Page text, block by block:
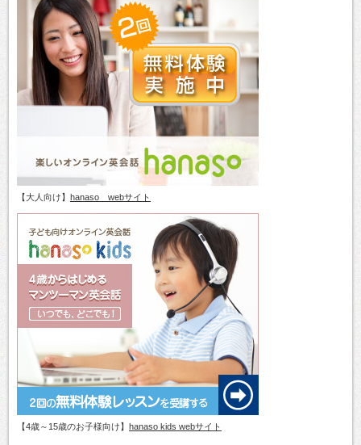
【大人向け】 hanaso webサイト
【4歳～15歳のお子様向け】 hanaso kids webサイト